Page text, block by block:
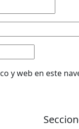
y web en este